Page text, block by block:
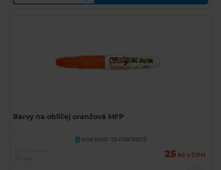
Barvy na obličej oranžová MFP
U Kód zboží: 55-008/59273
25 Kč s DPH